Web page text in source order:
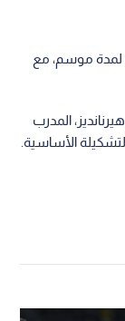
لمدة موسم، مع
المدرب
الأساسية.